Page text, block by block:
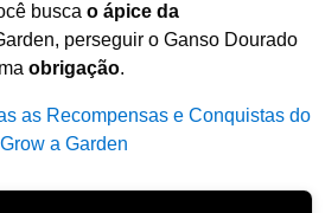
busca o ápice da
perseguir o Ganso Dourado
obrigação.
as Recompensas e Conquistas do
a Garden